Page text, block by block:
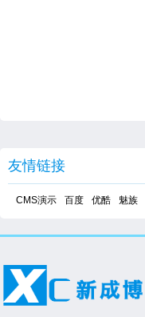
友情链接
CMS演示 百度 优酷 魅族